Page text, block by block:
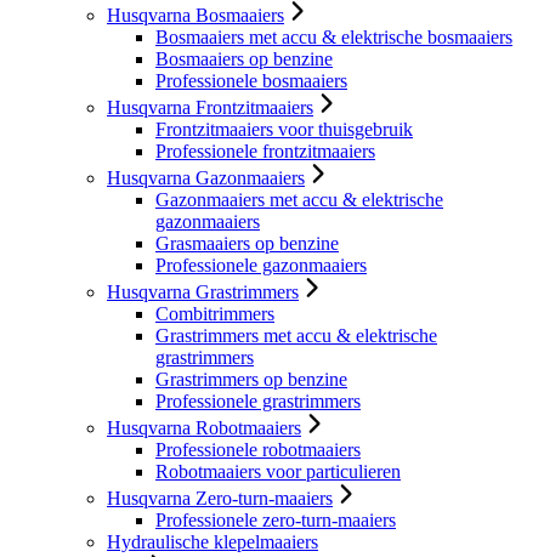
Husqvarna Bosmaaiers
Bosmaaiers met accu & elektrische bosmaaiers
Bosmaaiers op benzine
Professionele bosmaaiers
Husqvarna Frontzitmaaiers
Frontzitmaaiers voor thuisgebruik
Professionele frontzitmaaiers
Husqvarna Gazonmaaiers
Gazonmaaiers met accu & elektrische
gazonmaaiers
Grasmaaiers op benzine
Professionele gazonmaaiers
Husqvarna Grastrimmers
Combitrimmers
Grastrimmers met accu & elektrische
grastrimmers
Grastrimmers op benzine
Professionele grastrimmers
Husqvarna Robotmaaiers
Professionele robotmaaiers
Robotmaaiers voor particulieren
Husqvarna Zero-turn-maaiers
Professionele zero-turn-maaiers
Hydraulische klepelmaaiers